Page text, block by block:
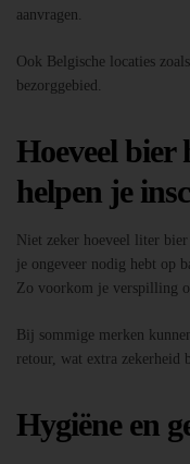
aanvragen.
Ook Belgische locaties
bezorggebied.
Hoeveel bier
helpen je
Niet zeker hoeveel liter
je ongeveer nodig hebt op
Zo voorkom je verspilling
Bij sommige merken
retour, wat extra zekerheid
Hygiëne en